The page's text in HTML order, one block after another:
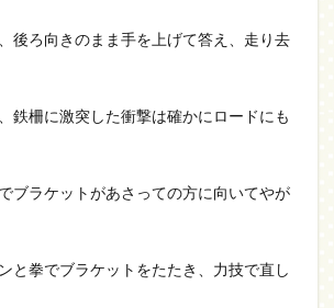
後ろ向きのまま手を上げて答え、走り去
鉄柵に激突した衝撃は確かにロードにも
ブラケットがあさっての方に向いてやが
と拳でブラケットをたたき、力技で直し